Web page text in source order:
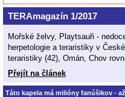
TERAmagazín 1/2017
Mořské želvy, Playtsauři -
herpetologie a teraristiky v
teraristiky (42), Omán, Chov
Přejít na článek
Táto kapela má milióny fanúšikov -